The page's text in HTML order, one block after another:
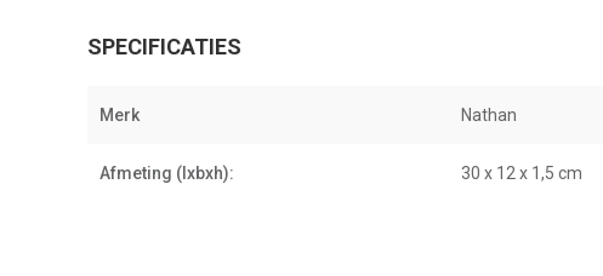
SPECIFICATIES
Merk Nathan
Afmeting (lxbxh): 30 x 12 x 1,5 cm